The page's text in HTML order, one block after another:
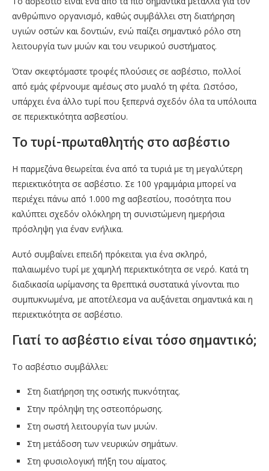
ανθρώπινο οργανισμό, καθώς συμβάλλει στη διατήρηση
υγιών οστών και δοντιών, ενώ παίζει σημαντικό ρόλο στη
λειτουργία των μυών και του νευρικού συστήματος.
Όταν σκεφτόμαστε τροφές πλούσιες σε ασβέστιο, πολλοί
από εμάς φέρνουμε αμέσως στο μυαλό τη φέτα. Ωστόσο,
υπάρχει ένα άλλο τυρί που ξεπερνά σχεδόν όλα τα υπόλοιπα
σε περιεκτικότητα ασβεστίου.
Το τυρί-πρωταθλητής στο ασβέστιο
Η παρμεζάνα θεωρείται ένα από τα τυριά με τη μεγαλύτερη
περιεκτικότητα σε ασβέστιο. Σε 100 γραμμάρια μπορεί να
περιέχει πάνω από 1.000 mg ασβεστίου, ποσότητα που
καλύπτει σχεδόν ολόκληρη τη συνιστώμενη ημερήσια
πρόσληψη για έναν ενήλικα.
Αυτό συμβαίνει επειδή πρόκειται για ένα σκληρό,
παλαιωμένο τυρί με χαμηλή περιεκτικότητα σε νερό. Κατά τη
διαδικασία ωρίμανσης τα θρεπτικά συστατικά γίνονται πιο
συμπυκνωμένα, με αποτέλεσμα να αυξάνεται σημαντικά και η
περιεκτικότητα σε ασβέστιο.
Γιατί το ασβέστιο είναι τόσο σημαντικό;
Το ασβέστιο συμβάλλει:
Στη διατήρηση της οστικής πυκνότητας.
Στην πρόληψη της οστεοπόρωσης.
Στη σωστή λειτουργία των μυών.
Στη μετάδοση των νευρικών σημάτων.
Στη φυσιολογική πήξη του αίματος.